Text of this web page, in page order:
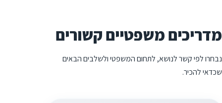
מדריכים משפטיים קשורים
נבחרו לפי קשר לנושא, לתחום המשפטי ולשלבים הבאים
שכדאי להכיר.